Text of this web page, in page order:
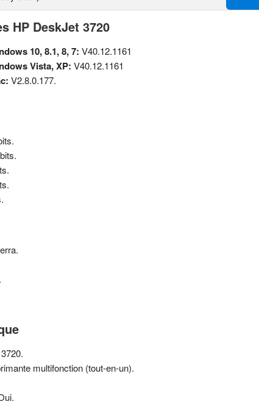
HP DeskJet 3720
10, 8.1, 8, 7: V40.12.1161
Vista, XP: V40.12.1161
V2.8.0.177.
multifonction (tout-en-un).